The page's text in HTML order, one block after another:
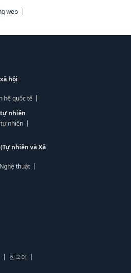
web
hội
hệ quốc tế
tự nhiên
nhiên
nhiên và Xã
Nghệ thuật
한국어